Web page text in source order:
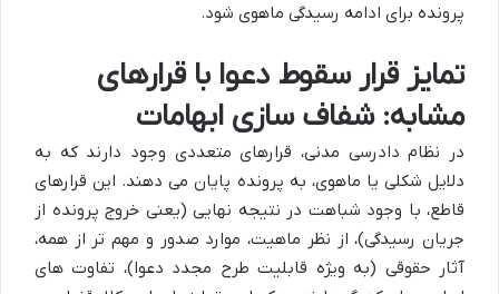
پرونده برای ادامه رسیدگی ماهوی شود.
تمایز قرار سقوط دعوا با قرارهای
مشابه: شفاف سازی ابهامات
در نظام دادرسی مدنی، قرارهای متعددی وجود دارند که به
دلایل شکلی یا ماهوی، به پرونده پایان می دهند. این قرارهای
قاطع، با وجود شباهت در نتیجه نهایی (یعنی خروج پرونده از
جریان رسیدگی)، از نظر ماهیت، موارد صدور و مهم تر از همه،
آثار حقوقی (به ویژه قابلیت طرح مجدد دعوا)، تفاوت های